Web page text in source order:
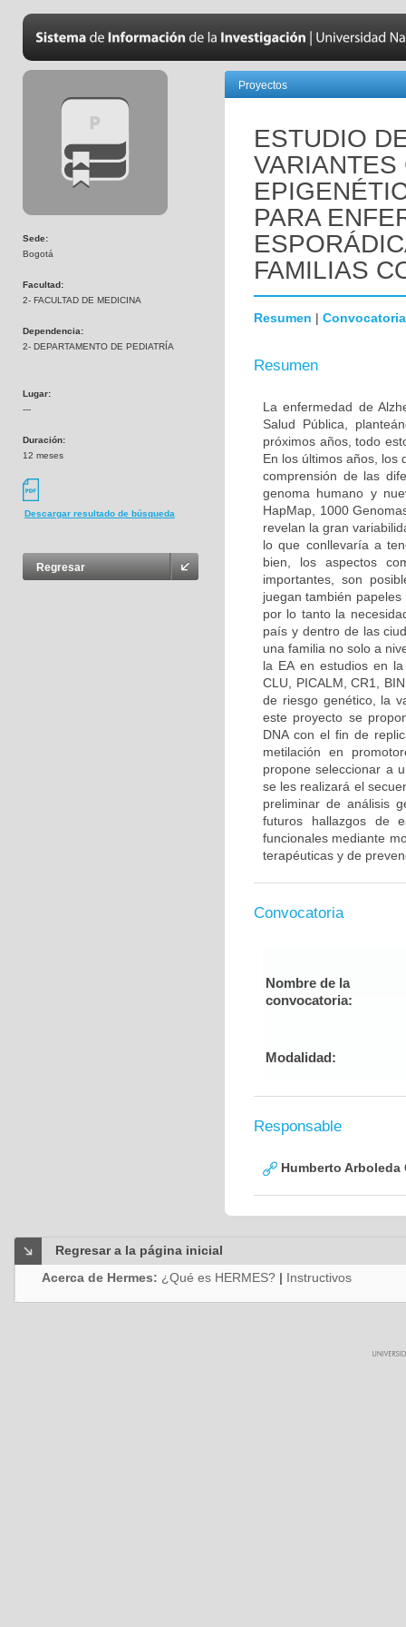
Sede:
Bogotá
Facultad:
2- FACULTAD DE MEDICINA
Dependencia:
2- DEPARTAMENTO DE PEDIATRÍA
Lugar:
---
Duración:
12 meses
Descargar resultado de búsqueda
Regresar
Proyectos
ESTUDIO
VARIANTES
PARA
FAMILIAS
Resumen | Convocatoria
Resumen
La enfermedad de
Salud Pública,
próximos años, todo
En los últimos años, los
comprensión de las
genoma humano y
HapMap, 1000
revelan la gran
lo que conllevaría a
bien, los aspectos
importantes, son
juegan también
por lo tanto la
país y dentro de las
una familia no solo a
la EA en estudios en
CLU, PICALM, CR1,
de riesgo genético, la
este proyecto se
DNA con el fin de
metilación en
propone seleccionar a
se les realizará el
preliminar de análisis
futuros hallazgos de
funcionales mediante
terapéuticas y de
Convocatoria
Nombre de la
convocatoria:
Modalidad:
Responsable
Humberto Arboleda
Regresar a la página inicial
Acerca de Hermes: ¿Qué es HERMES? | Instructivos